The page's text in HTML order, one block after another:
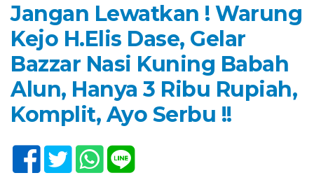
Jangan Lewatkan ! Warung
Kejo H.Elis Dase, Gelar
Bazzar Nasi Kuning Babah
Alun, Hanya 3 Ribu Rupiah,
Komplit, Ayo Serbu !!